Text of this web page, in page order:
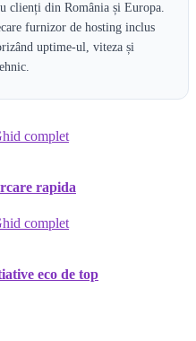
clienți din România și Europa.
furnizor de hosting inclus
uptime-ul, viteza și
rapida
eco de top